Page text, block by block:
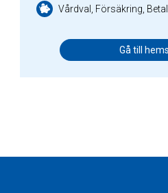
Vårdval, Försäkring,
Gå till